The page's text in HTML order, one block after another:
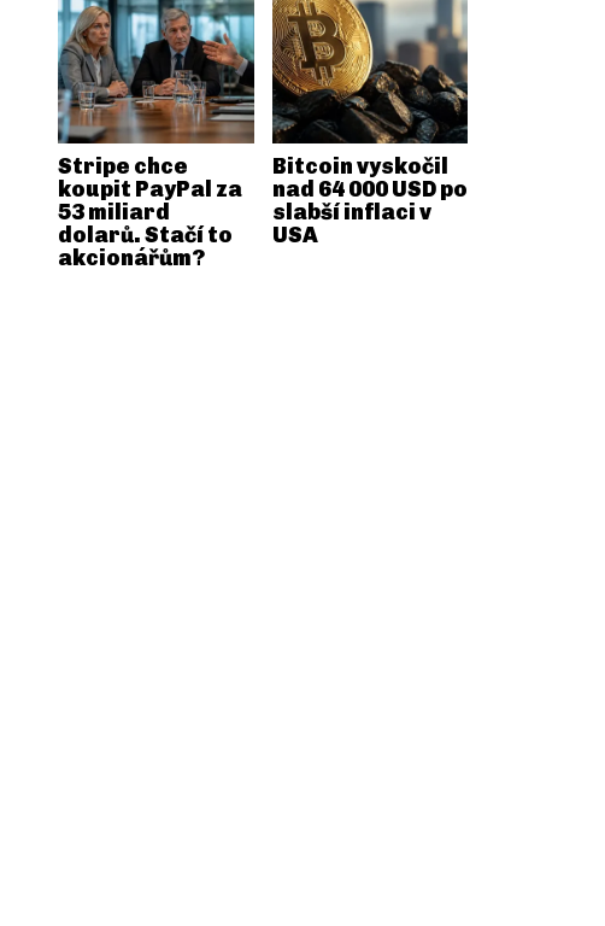
Stripe chce
koupit PayPal za
53 miliard
dolarů. Stačí to
akcionářům?
Bitcoin vyskočil
nad 64 000 USD po
slabší inflaci v
USA